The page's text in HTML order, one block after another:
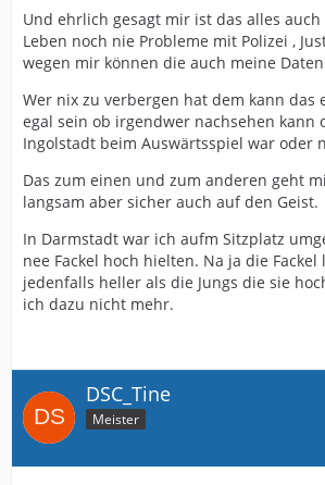
Und ehrlich gesagt mir ist das alles auch
Leben noch nie Probleme mit Polizei ,
wegen mir können die auch meine
Wer nix zu verbergen hat dem kann das
egal sein ob irgendwer nachsehen kann
Ingolstadt beim Auswärtsspiel war oder
Das zum einen und zum anderen geht
langsam aber sicher auch auf den Geist.
In Darmstadt war ich aufm Sitzplatz
nee Fackel hoch hielten. Na ja die Fackel
jedenfalls heller als die Jungs die sie
ich dazu nicht mehr.
DSC_Tine
Meister